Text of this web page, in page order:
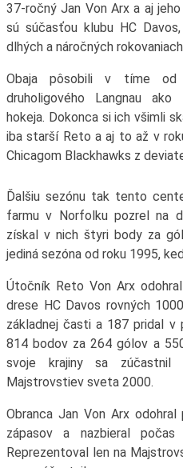
37-ročný Jan Von Arx a aj
sú súčasťou klubu HC
dlhých a náročných
Obaja pôsobili v tíme
druholigového Langnau
hokeja. Dokonca si ich všimli
iba starší Reto a aj to až v
Chicagom Blackhawks z
Ďalšiu sezónu tak tento
farmu v Norfolku pozrel na
získal v nich štyri body za
jediná sezóna od roku 1995,
Útočník Reto Von Arx
drese HC Davos rovných
základnej časti a 187 pridal v
814 bodov za 264 gólov a
svoje krajiny sa zúčastnil
Majstrovstiev sveta 2000.
Obranca Jan Von Arx
zápasov a nazbieral
Reprezentoval len na